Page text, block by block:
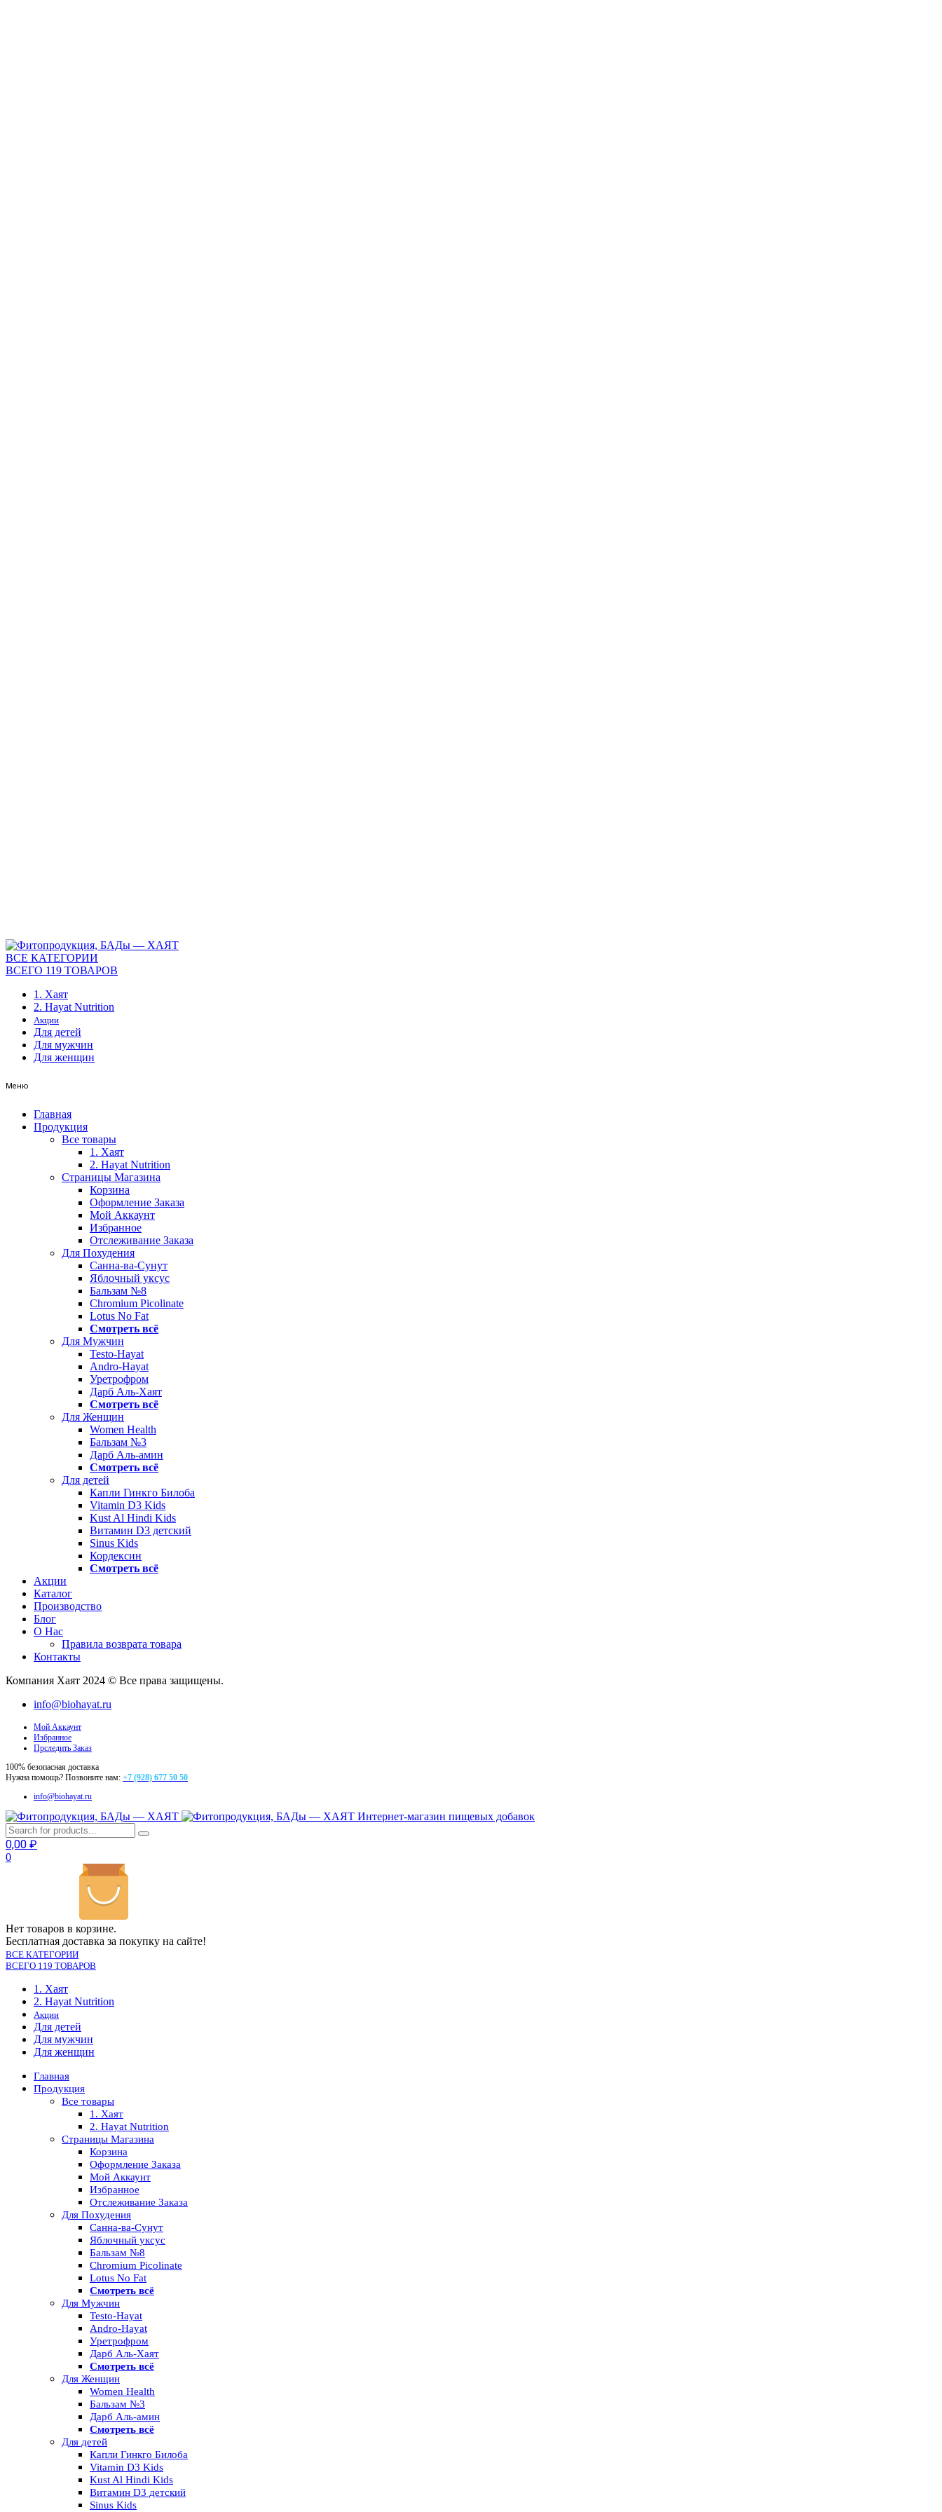
ВСЕ КАТЕГОРИИ
ВСЕГО 119 ТОВАРОВ
1. Хаят
2. Hayat Nutrition
Акции
Для детей
Для мужчин
Для женщин
Меню
Главная
Продукция
Все товары
1. Хаят
2. Hayat Nutrition
Страницы Магазина
Корзина
Оформление Заказа
Мой Аккаунт
Избранное
Отслеживание Заказа
Для Похудения
Санна-ва-Сунут
Яблочный уксус
Бальзам №8
Chromium Picolinate
Lotus No Fat
Смотреть всё
Для Мужчин
Testo-Hayat
Andro-Hayat
Уретрофром
Дарб Аль-Хаят
Смотреть всё
Для Женщин
Women Health
Бальзам №3
Дарб Аль-амин
Смотреть всё
Для детей
Капли Гинкго Билоба
Vitamin D3 Kids
Kust Al Hindi Kids
Витамин D3 детский
Sinus Kids
Кордексин
Смотреть всё
Акции
Каталог
Производство
Блог
О Нас
Правила возврата товара
Контакты
Компания Хаят 2024 © Все права защищены.
info@biohayat.ru
Мой Аккаунт
Избранное
Прследить Заказ
100% безопасная доставка
Нужна помощь? Позвоните нам: +7 (928) 677 50 50
info@biohayat.ru
Интернет-магазин пищевых добавок
0,00 ₽
0
Нет товаров в корзине.
Бесплатная доставка за покупку на сайте!
ВСЕ КАТЕГОРИИ
ВСЕГО 119 ТОВАРОВ
1. Хаят
2. Hayat Nutrition
Акции
Для детей
Для мужчин
Для женщин
Главная
Продукция
Все товары
1. Хаят
2. Hayat Nutrition
Страницы Магазина
Корзина
Оформление Заказа
Мой Аккаунт
Избранное
Отслеживание Заказа
Для Похудения
Санна-ва-Сунут
Яблочный уксус
Бальзам №8
Chromium Picolinate
Lotus No Fat
Смотреть всё
Для Мужчин
Testo-Hayat
Andro-Hayat
Уретрофром
Дарб Аль-Хаят
Смотреть всё
Для Женщин
Women Health
Бальзам №3
Дарб Аль-амин
Смотреть всё
Для детей
Капли Гинкго Билоба
Vitamin D3 Kids
Kust Al Hindi Kids
Витамин D3 детский
Sinus Kids